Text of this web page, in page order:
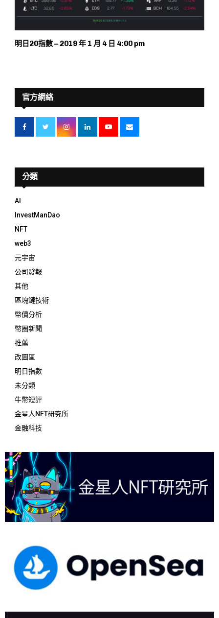
明日20指數 – 2019 年 1 月 4 日 4:00 pm
官方網絡
分類
AI
InvestManDao
NFT
web3
元宇宙
公司發報
其他
區塊鏈技術
幣價分析
幣圈新聞
推薦
改圖區
明日指數
未分類
牛幣短評
金星人NFT研究所
金融科技